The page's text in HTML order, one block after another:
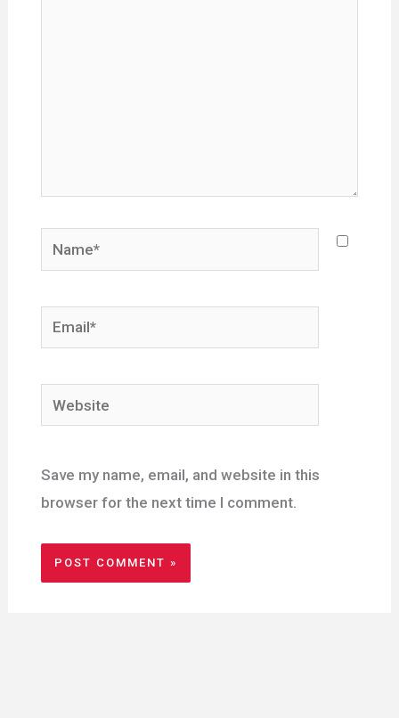
Name*
Email*
Website
Save my name, email, and website in this
browser for the next time I comment.